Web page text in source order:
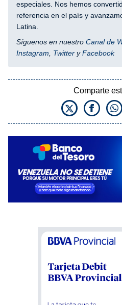
especiales. Nos hemos
referencia en el país y
Latina.
Síguenos en nuestro Canal de
Instagram
Twitter yFacebook
Comparte